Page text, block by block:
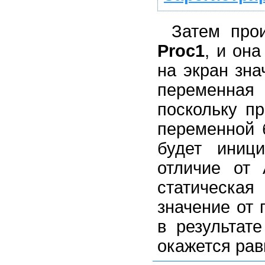
Затем
Proc1, и она
на экран
поскольку
переменной
будет
отличие от
значение от
в
окажется